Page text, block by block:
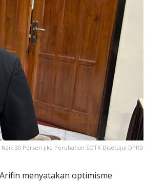
30 Persen jika Perubahan SOTK Disetujui DPRD
menyatakan optimisme